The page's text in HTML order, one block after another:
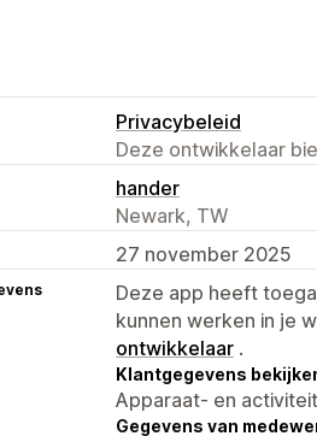
Privacybeleid
Deze ontwikkelaar
hander
Newark, TW
27 november 2025
Deze app heeft
kunnen werken in je
ontwikkelaar .
Klantgegevens
Apparaat- en
Gegevens van